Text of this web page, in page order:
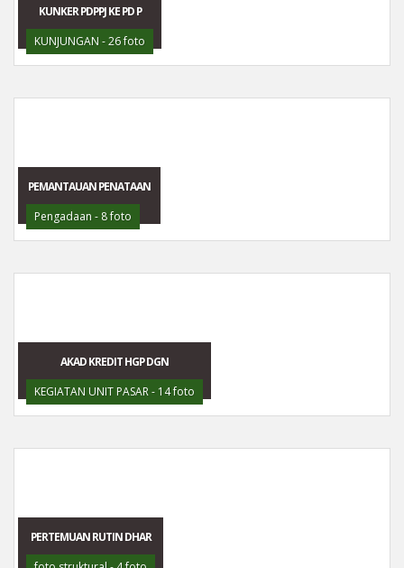
KUNKER PDPPJ KE PD P
KUNJUNGAN - 26 foto
PEMANTAUAN PENATAAN
Pengadaan - 8 foto
AKAD KREDIT HGP DGN
KEGIATAN UNIT PASAR - 14 foto
PERTEMUAN RUTIN DHAR